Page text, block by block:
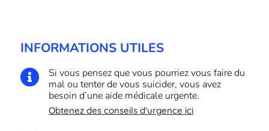
INFORMATIONS UTILES

Si vous pensez que vous pourriez vous faire du
mal ou tenter de vous suicider, vous avez
besoin d’une aide médicale urgente.
Obtenez des conseils d'urgence ici